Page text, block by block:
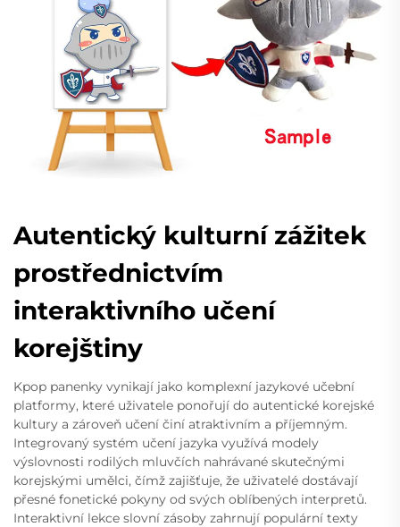
Autentický kulturní zážitek
prostřednictvím
interaktivního učení
korejštiny
Kpop panenky vynikají jako komplexní jazykové učební
platformy, které uživatele ponořují do autentické korejské
kultury a zároveň učení činí atraktivním a příjemným.
Integrovaný systém učení jazyka využívá modely
výslovnosti rodilých mluvčích nahrávané skutečnými
korejskými umělci, čímž zajišťuje, že uživatelé dostávají
přesné fonetické pokyny od svých oblíbených interpretů.
Interaktivní lekce slovní zásoby zahrnují populární texty